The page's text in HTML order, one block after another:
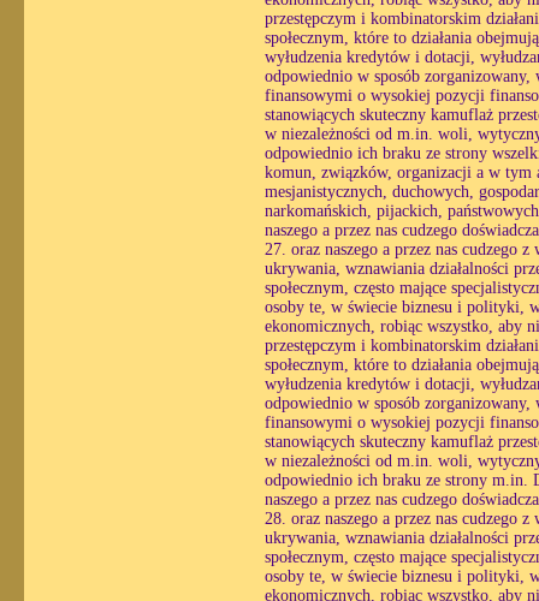
przestępczym i kombinatorskim
społecznym, które to działania
wyłudzenia kredytów i dotacji,
odpowiednio w sposób
finansowymi o wysokiej pozycji
stanowiących skuteczny kamuflaż
w niezależności od m.in. woli,
odpowiednio ich braku ze strony
komun, związków, organizacji a w
mesjanistycznych, duchowych,
narkomańskich, pijackich,
naszego a przez nas cudzego
27. oraz naszego a przez nas cudzego
ukrywania, wznawiania działalności
społecznym, często mające
osoby te, w świecie biznesu i polityki,
ekonomicznych, robiąc wszystko, aby
przestępczym i kombinatorskim
społecznym, które to działania
wyłudzenia kredytów i dotacji,
odpowiednio w sposób
finansowymi o wysokiej pozycji
stanowiących skuteczny kamuflaż
w niezależności od m.in. woli,
odpowiednio ich braku ze strony m.in.
naszego a przez nas cudzego
28. oraz naszego a przez nas cudzego
ukrywania, wznawiania działalności
społecznym, często mające
osoby te, w świecie biznesu i polityki,
ekonomicznych, robiąc wszystko, aby